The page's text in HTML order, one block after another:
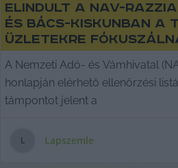
Elindult a NAV-
és Bács-Kiskunban
üzletekre
A Nemzeti Adó- és Vámhivatal
honlapján elérhető ellenőrzési
támpontot jelent a
L Lapszemle